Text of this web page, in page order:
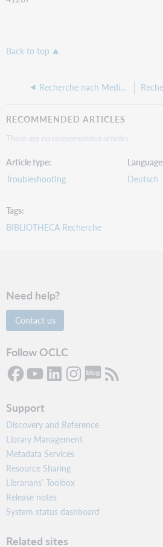
Back to top
Recherche nach Medienarten und Medienunterarten
RECOMMENDED ARTICLES
There are no recommended articles.
Article type
Troubleshooting
Language
Deutsch
Tags
BIBLIOTHECA Recherche
Need help?
Contact us
Follow OCLC
Support
Discovery and Reference
Library Management
Metadata Services
Resource Sharing
Librarians’ Toolbox
Release notes
System status dashboard
Related sites